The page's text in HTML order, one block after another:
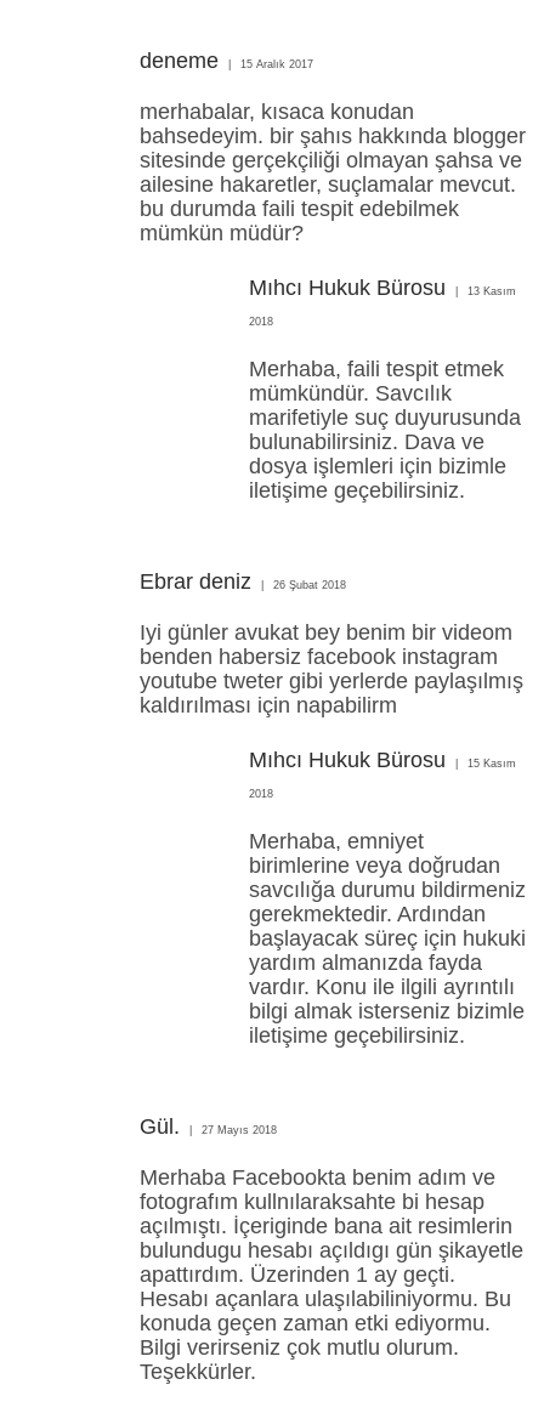
deneme 15 Aralık 2017
merhabalar, kısaca konudan
bahsedeyim. bir şahıs hakkında blogger
sitesinde gerçekçiliği olmayan şahsa ve
ailesine hakaretler, suçlamalar mevcut.
bu durumda faili tespit edebilmek
mümkün müdür?
Mıhcı Hukuk Bürosu 13 Kasım
2018
Merhaba, faili tespit etmek
mümkündür. Savcılık
marifetiyle suç duyurusunda
bulunabilirsiniz. Dava ve
dosya işlemleri için bizimle
iletişime geçebilirsiniz.
Ebrar deniz 26 Şubat 2018
Iyi günler avukat bey benim bir videom
benden habersiz facebook instagram
youtube tweter gibi yerlerde paylaşılmış
kaldırılması için napabilirm
Mıhcı Hukuk Bürosu 15 Kasım
2018
Merhaba, emniyet
birimlerine veya doğrudan
savcılığa durumu bildirmeniz
gerekmektedir. Ardından
başlayacak süreç için hukuki
yardım almanızda fayda
vardır. Konu ile ilgili ayrıntılı
bilgi almak isterseniz bizimle
iletişime geçebilirsiniz.
Gül. 27 Mayıs 2018
Merhaba Facebookta benim adım ve
fotografım kullnılaraksahte bi hesap
açılmıştı. İçeriginde bana ait resimlerin
bulundugu hesabı açıldıgı gün şikayetle
apattırdım. Üzerinden 1 ay geçti.
Hesabı açanlara ulaşılabiliniyormu. Bu
konuda geçen zaman etki ediyormu.
Bilgi verirseniz çok mutlu olurum.
Teşekkürler.